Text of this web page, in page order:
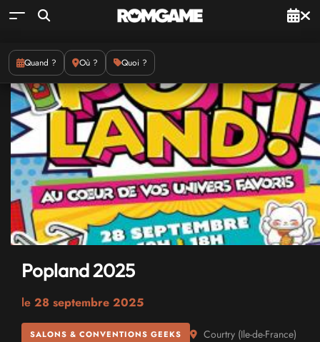
Quand ? Où ? Quoi ?
Popland 2025
le 28 septembre 2025
SALONS & CONVENTIONS GEEKS Courtry (Ile-de-France)